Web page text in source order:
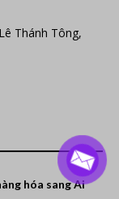
Thánh Tông,
hóa sang Ai